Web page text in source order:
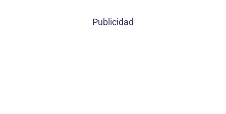
Publicidad